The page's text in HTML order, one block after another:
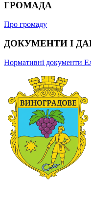
ГРОМАДА
Про громаду
ДОКУМЕНТИ І
Нормативні документи